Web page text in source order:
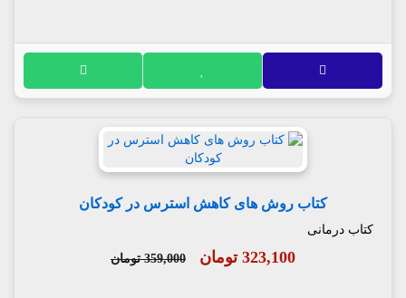
کتاب روش های کاهش استرس در کودکان
کتاب درمانی
323,100 تومان 359,000 تومان